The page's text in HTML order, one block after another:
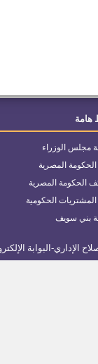
هامة
مجلس الوزراء
الحكومة المصرية
الحكومة المصرية
المشتريات الحكومية
بني سويف